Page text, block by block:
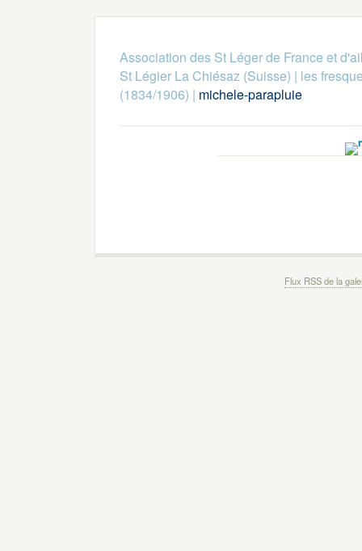
Association des St Léger de France et
St Légier La Chiésaz (Suisse) | les
(1834/1906) | michele-parapluie
Flux RSS de la